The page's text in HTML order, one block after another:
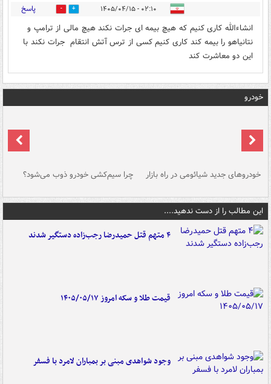
۰۲:۱۰ - ۱۴۰۵/۰۴/۱۵ 2 پاسخ
انشاءالله کاری کنیم که هیچ بیمه ای جرات نکند هیچ مالی از ترامپ و
نتانیاهو را بیمه کند کاری کنیم کسی از ترس آتش انتقام جرات نکند با
این دو معاشرت کند
خودرو
خودروهای جدید شیائومی در راه بازار چرا سیم‌کشی خودرو ذوب می‌شود؟
این مطالب را از دست ندهید....
۴ متهم قتل حمیدرضا رجب‌زاده دستگیر شدند
قیمت طلا و سکه امروز ۱۴۰۵/۰۵/۱۷
وجود شواهدی مبنی بر بمباران لامرد با فسفر